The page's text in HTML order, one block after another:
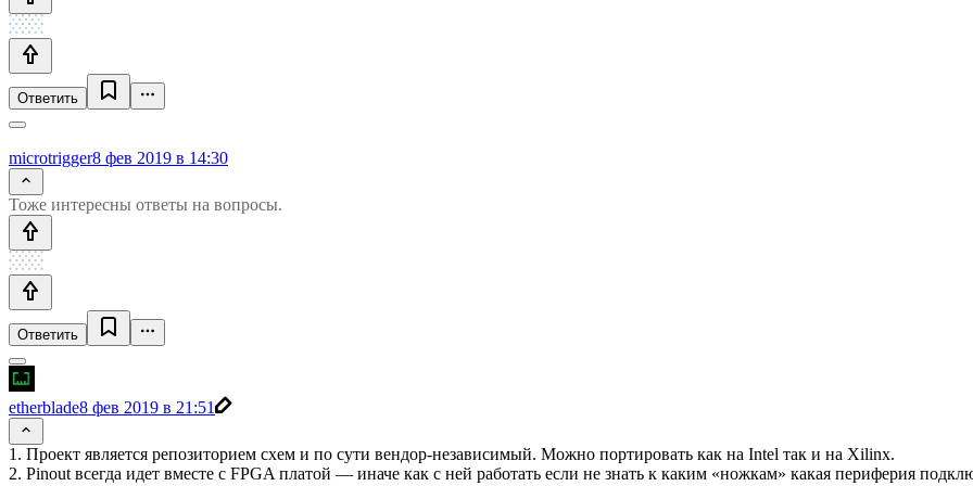
Ответить
microtrigger8 фев 2019 в 14:30
Тоже интересны ответы на вопросы.
Ответить
etherblade8 фев 2019 в 21:51
1. Проект является репозиторием схем и по сути вендор-независимый. Можно портировать как на Intel так и на Xilinx.
2. Pinout всегда идет вместе с FPGA платой — иначе как с ней работать если не знать к каким «ножкам» какая периферия